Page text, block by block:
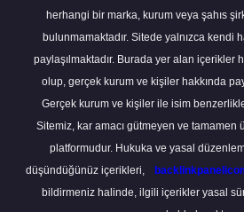
herhangi bir marka, kurum veya şahıs
bulunmamaktadır. Sitede yalnızca kendi
paylaşılmaktadır. Burada yer alan içerikler
olup, gerçek kurum ve kişiler hakkında
Gerçek kurum ve kişiler ile isim
Sitemiz, kar amacı gütmeyen ve tamamen
platformudur. Hukuka ve yasal
düşündüğünüz içerikleri,
bildirmeniz halinde, ilgili içerikler yasal